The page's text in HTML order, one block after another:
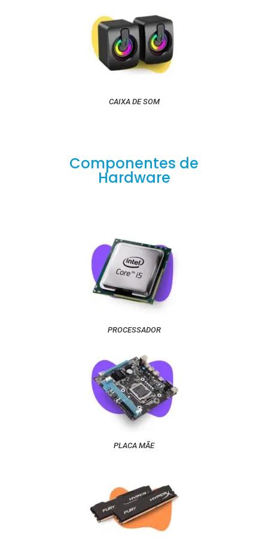
CAIXA DE SOM
Componentes de
Hardware
PROCESSADOR
PLACA MÃE